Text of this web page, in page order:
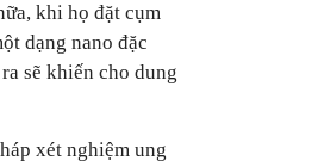
khi họ đặt cụm
dạng nano đặc
sẽ khiến cho dung
xét nghiệm ung